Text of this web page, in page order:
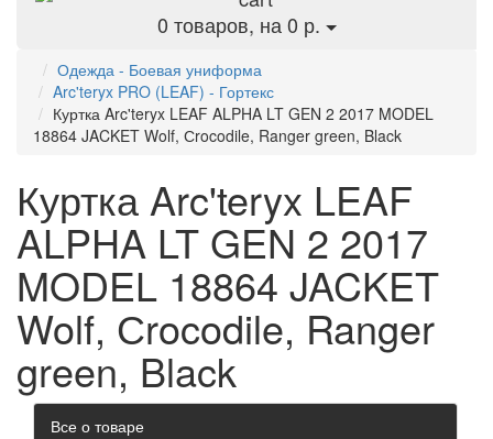
0 товаров, на 0 р.
Одежда - Боевая униформа
Arc'teryx PRO (LEAF) - Гортекс
Куртка Arc'teryx LEAF ALPHA LT GEN 2 2017 MODEL
18864 JACKET Wolf, Сrocodile, Ranger green, Black
Куртка Arc'teryx LEAF
ALPHA LT GEN 2 2017
MODEL 18864 JACKET
Wolf, Сrocodile, Ranger
green, Black
Все о товаре